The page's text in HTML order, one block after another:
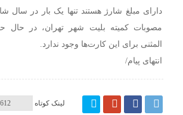
دارای مبلغ شارژ هستند تنها یک بار در سال
مصوبات کمیته بلیت شهر تهران، در حال
المثنی برای این کارت‌ها وجود ندارد.
انتهای پیام/
لینک کوتاه